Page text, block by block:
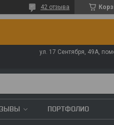
42 отзыва
ул. 17 Сентября, 49А,
ПОРТФОЛИО